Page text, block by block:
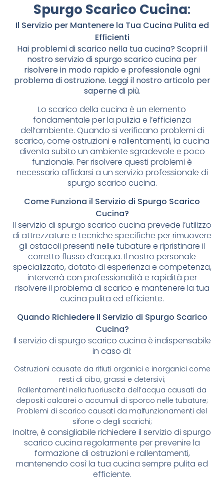
Spurgo Scarico Cucina:
Il Servizio per Mantenere la Tua Cucina Pulita ed
Efficienti
Hai problemi di scarico nella tua cucina? Scopri il
nostro servizio di spurgo scarico cucina per
risolvere in modo rapido e professionale ogni
problema di ostruzione. Leggi il nostro articolo per
saperne di più.
Lo scarico della cucina è un elemento
fondamentale per la pulizia e l’efficienza
dell’ambiente. Quando si verificano problemi di
scarico, come ostruzioni e rallentamenti, la cucina
diventa subito un ambiente sgradevole e poco
funzionale. Per risolvere questi problemi è
necessario affidarsi a un servizio professionale di
spurgo scarico cucina.
Come Funziona il Servizio di Spurgo Scarico
Cucina?
Il servizio di spurgo scarico cucina prevede l’utilizzo
di attrezzature e tecniche specifiche per rimuovere
gli ostacoli presenti nelle tubature e ripristinare il
corretto flusso d’acqua. Il nostro personale
specializzato, dotato di esperienza e competenza,
interverrà con professionalità e rapidità per
risolvere il problema di scarico e mantenere la tua
cucina pulita ed efficiente.
Quando Richiedere il Servizio di Spurgo Scarico
Cucina?
Il servizio di spurgo scarico cucina è indispensabile
in caso di:
Ostruzioni causate da rifiuti organici e inorganici come
resti di cibo, grassi e detersivi;
Rallentamenti nella fuoriuscita dell’acqua causati da
depositi calcarei o accumuli di sporco nelle tubature;
Problemi di scarico causati da malfunzionamenti del
sifone o degli scarichi;
Inoltre, è consigliabile richiedere il servizio di spurgo
scarico cucina regolarmente per prevenire la
formazione di ostruzioni e rallentamenti,
mantenendo così la tua cucina sempre pulita ed
efficiente.